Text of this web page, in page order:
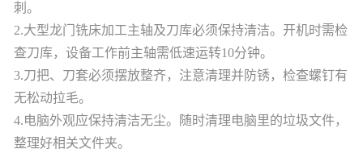
刺。
2.大型龙门铣床加工主轴及刀库必须保持清洁。开机时需检
查刀库，设备工作前主轴需低速运转10分钟。
3.刀把、刀套必须摆放整齐，注意清理并防锈，检查螺钉有
无松动拉毛。
4.电脑外观应保持清洁无尘。随时清理电脑里的垃圾文件，
整理好相关文件夹。